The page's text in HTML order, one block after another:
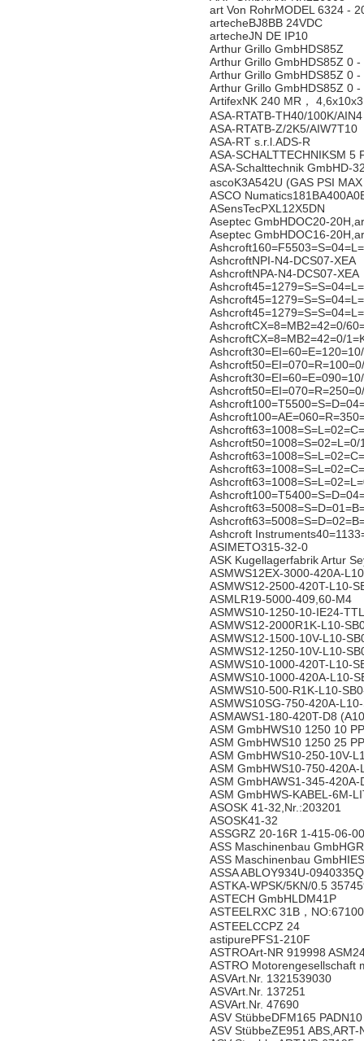
art Von RohrMODEL 6324 -
artecheBJ8BB 24VDC
artecheJN DE IP10
Arthur Grillo GmbHDS85Z
Arthur Grillo GmbHDS85Z 0
Arthur Grillo GmbHDS85Z 0
Arthur Grillo GmbHDS85Z 0
ArtifexNK 240 MR， 4,6x10x3
ASA-RTATB-TH40/100K/AIN4
ASA-RTATB-Z/2K5/AIW7T10
ASA-RT s.r.l.ADS-R
ASA-SCHALTTECHNIKSM 5
ASA-Schalttechnik GmbHD-
ascoK3A542U (GAS PSI
ASCO
ASensTecPXL12X5DN
Aseptec GmbHDOC20-
Aseptec GmbHDOC16-
AshcroftNPI-N4-DCS07-XEA
AshcroftNPA-N4-DCS07-XEA
AshcroftCX=8=MB2=42=0/
AshcroftCX=8=MB2=42=0/
Ashcroft50=1008=S=02=L=0/
Ashcroft
ASIMETO315-32-0
ASK Kugellagerfabrik Artur
ASMWS12EX-3000-420A-
ASMWS12-2500-420T-L10-
ASMLR19-5000-409,60-M4
ASMWS10-1250-10-IE24-
ASMWS12-2000R1K-L10-
ASMWS12-1500-10V-L10-
ASMWS12-1250-10V-L10-
ASMWS10-1000-420T-L10-
ASMWS10-1000-420A-L10-
ASMWS10-500-R1K-L10-
ASMWS10SG-750-420A-
ASMAWS1-180-420T-D8
ASM GmbHWS10 1250 10
ASM GmbHWS10 1250 25
ASM GmbHWS10-250-10V-
ASM GmbHWS10-750-420A-
ASM GmbHAWS1-345-420A-
ASM GmbHWS-KABEL-6M-
ASOSK 41-32,Nr.:203201
ASOSK41-32
ASSGRZ 20-16R 1-415-06-00
ASS Maschinenbau
ASS Maschinenbau
ASSA ABLOY934U-
ASTKA-WPSK/5KN/0.5
ASTECH GmbHLDM41P
ASTEELRXC 31B，
ASTEELCCPZ 24
astipurePFS1-210F
ASTROArt-NR 919998
ASTRO Motorengesellschaft
ASVArt.Nr. 1321539030
ASVArt.Nr. 137251
ASVArt.Nr. 47690
ASV StübbeDFM165
ASV StübbeZE951 ABS,ART-